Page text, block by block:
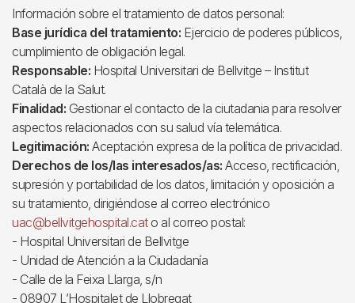
Información sobre el tratamiento de datos personal:
Base jurídica del tratamiento: Ejercicio de poderes públicos,
cumplimiento de obligación legal.
Responsable: Hospital Universitari de Bellvitge – Institut
Català de la Salut.
Finalidad: Gestionar el contacto de la ciutadania para resolver
aspectos relacionados con su salud vía telemática.
Legitimación: Aceptación expresa de la política de privacidad.
Derechos de los/las interesados/as: Acceso, rectificación,
supresión y portabilidad de los datos, limitación y oposición a
su tratamiento, dirigiéndose al correo electrónico
uac@bellvitgehospital.cato al correo postal:
- Hospital Universitari de Bellvitge
- Unidad de Atención a la Ciudadanía
- Calle de la Feixa Llarga, s/n
- 08907 L’Hospitalet de Llobregat